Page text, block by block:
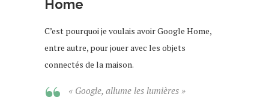
Home
C’est pourquoi je voulais avoir Google Home,
entre autre, pour jouer avec les objets
connectés de la maison.
« Google, allume les lumières »